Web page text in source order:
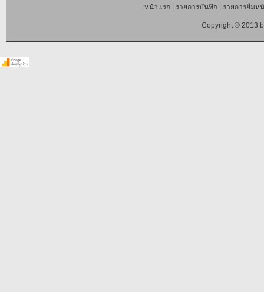
หน้าแรก| รายการบันทึก| รายการยืมห
Copyright © 2013